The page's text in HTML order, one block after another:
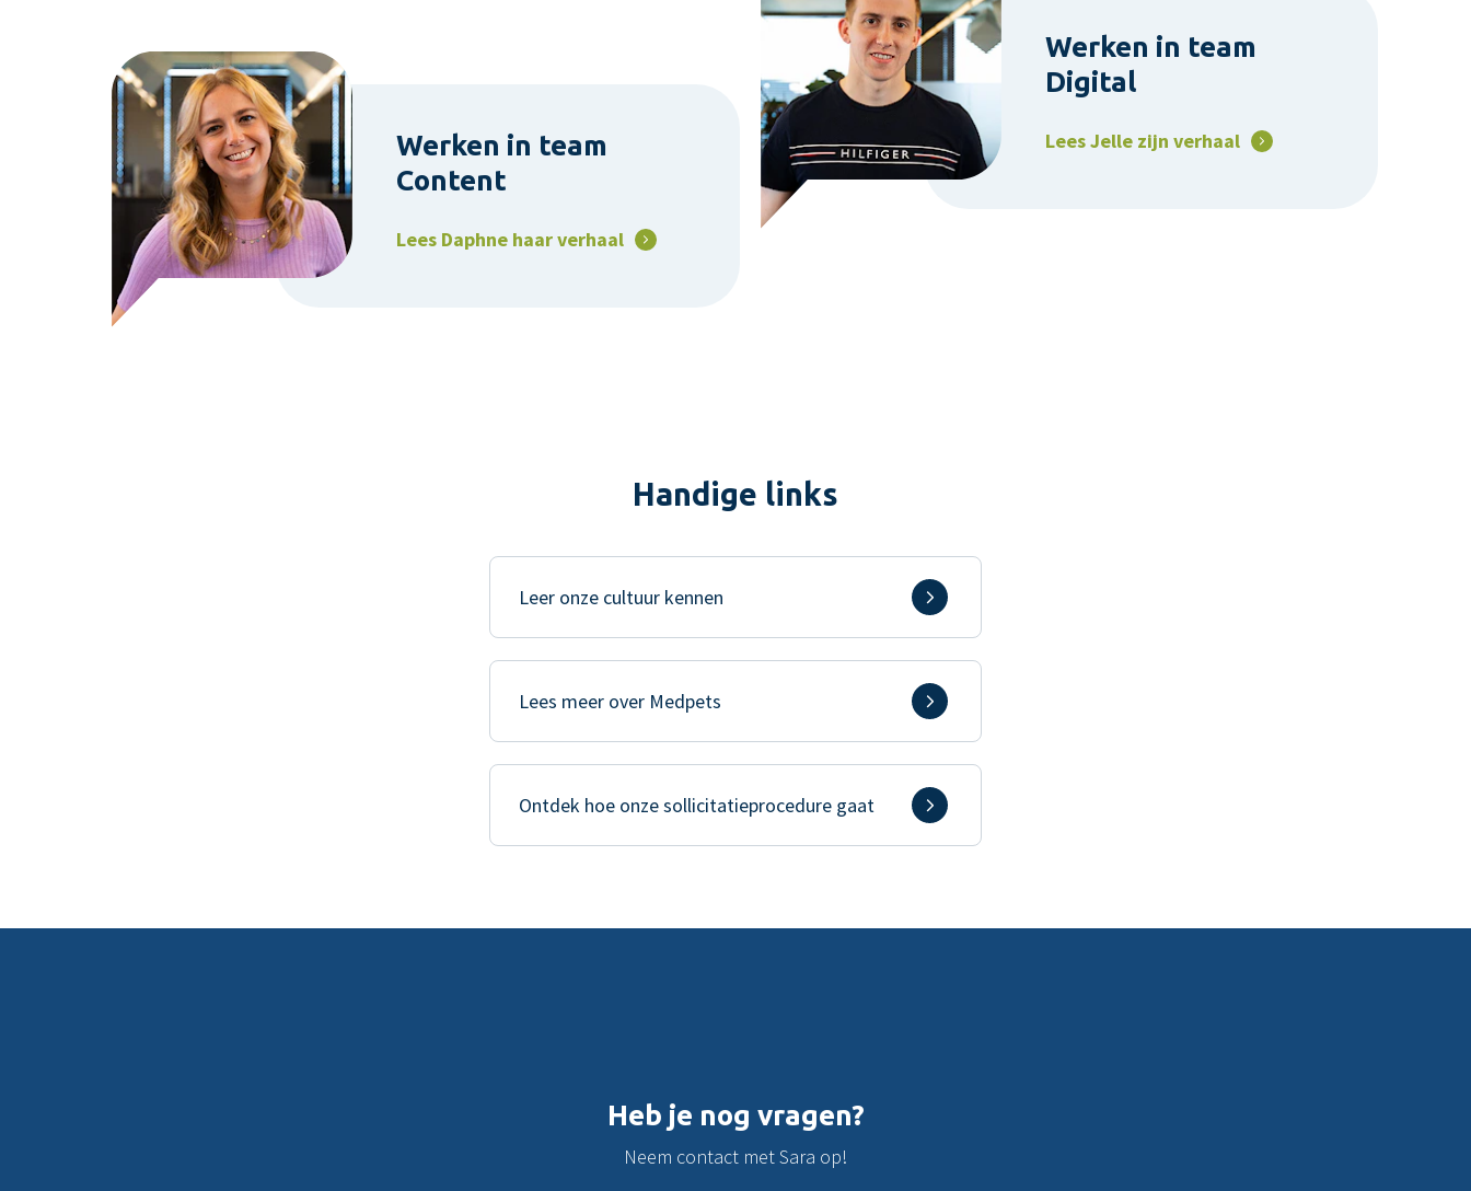
Werken in team
Content
Lees Daphne haar verhaal
Werken in team
Digital
Lees Jelle zijn verhaal
Handige links
Leer onze cultuur kennen
Lees meer over Medpets
Ontdek hoe onze sollicitatieprocedure gaat
Heb je nog vragen?
Neem contact met Sara op!